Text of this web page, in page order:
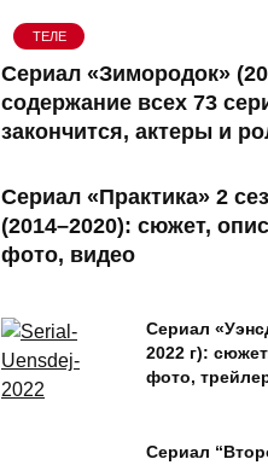
ТЕЛЕ
Сериал «Зимородок»
содержание всех 73
закончится, актеры и
Сериал «Практика» 2
(2014–2020): сюжет,
фото, видео
Сериал
2022 г):
фото,
Сериал